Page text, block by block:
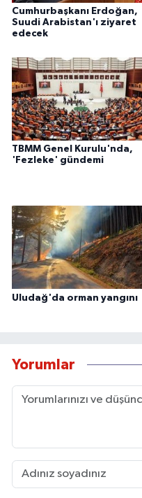
Cumhurbaşkanı Erdoğan,
Suudi Arabistan'ı ziyaret
edecek
TBMM Genel Kurulu'nda,
'Fezleke' gündemi
Uludağ'da orman yangını
Yorumlar